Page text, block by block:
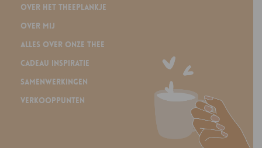
Over Het Theeplankje
Over mij
Alles over onze thee
Cadeau inspiratie
Samenwerkingen
Verkooppunten